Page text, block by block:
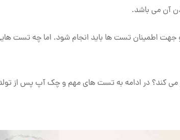
آن می باشد.
جهت اطمینان تست ها باید انجام شود. اما چه تست
می کند؟ در ادامه به تست های مهم و چک آپ پس از